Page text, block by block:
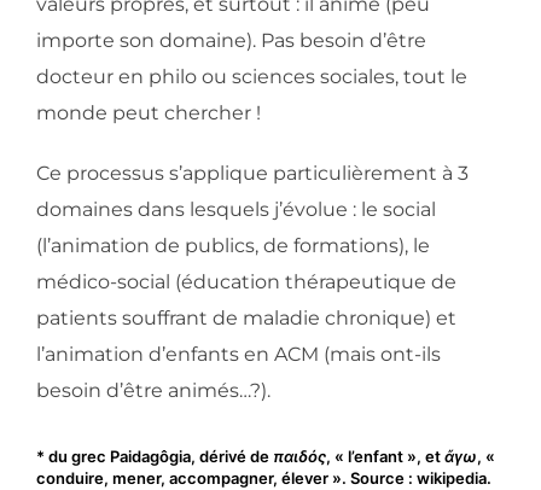
importe son domaine). Pas besoin d’être
docteur en philo ou sciences sociales, tout le
monde peut chercher !
Ce processus s’applique particulièrement à 3
domaines dans lesquels j’évolue : le social
(l’animation de publics, de formations), le
médico-social (éducation thérapeutique de
patients souffrant de maladie chronique) et
l’animation d’enfants en ACM (mais ont-ils
besoin d’être animés…?).
* du grec Paidagôgia, dérivé de παιδός, « l’enfant », etἄγω, «
conduire, mener, accompagner, élever ». Source : wikipedia.